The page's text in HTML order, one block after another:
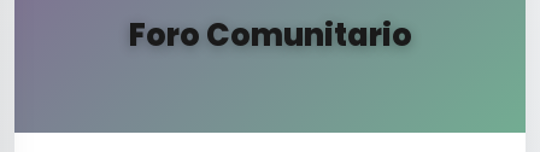
Foro Comunitario